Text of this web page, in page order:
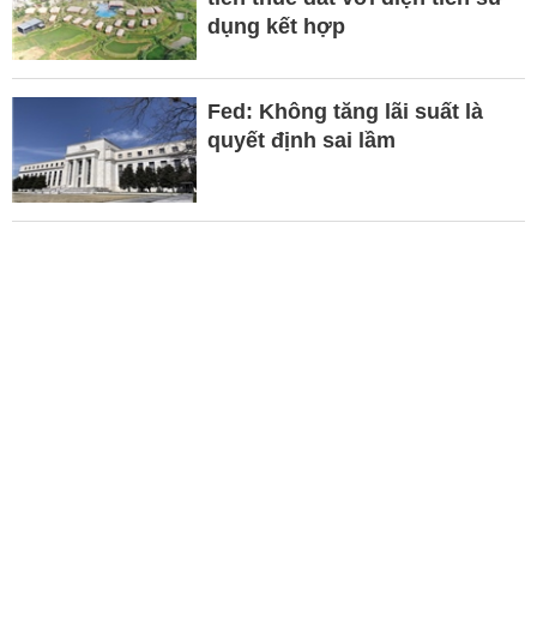
dụng kết hợp
Fed: Không tăng lãi suất là
quyết định sai lầm